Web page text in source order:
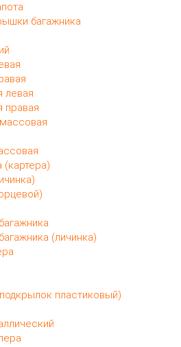
багажника
левая
правая
(картера)
(личинка)
пластиковый)